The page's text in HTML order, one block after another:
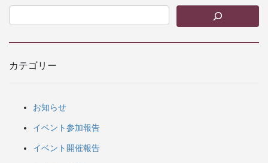
カテゴリー
お知らせ
イベント参加報告
イベント開催報告